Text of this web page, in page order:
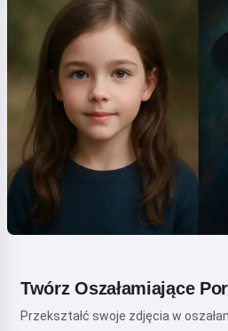
Twórz Oszałamiające
Przekształć swoje zdjęcia w